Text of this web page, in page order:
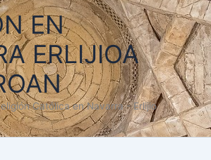
EN
ERLIJIOA
Católica en Navarra - Erlijio